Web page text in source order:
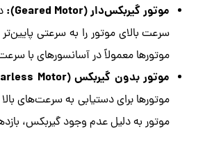
موتور گیربکس‌دار (Geared Motor):
سرعت بالای موتور را به سرعتی
موتورها معمولاً در آسانسورهای با سرعت متوسط و
موتور بدون گیربکس (Gearless Motor):
موتورها برای دستیابی به سرعت‌های بالا
موتور به دلیل عدم وجود گیربکس،